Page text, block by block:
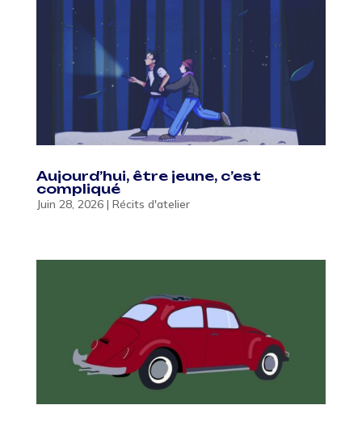
Aujourd’hui, être jeune, c’est
compliqué
Juin 28, 2026| Récits d'atelier